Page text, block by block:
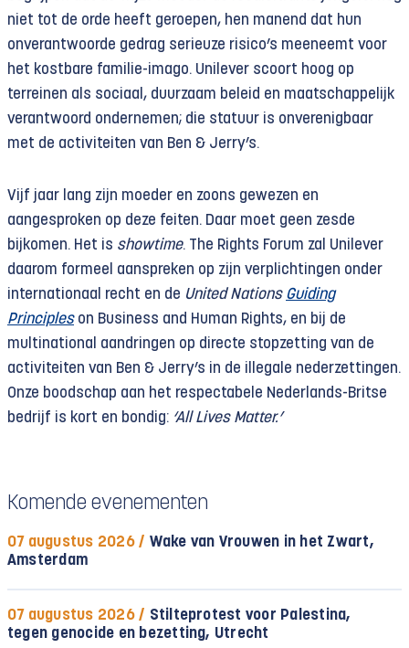
niet tot de orde heeft geroepen, hen manend dat hun
onverantwoorde gedrag serieuze risico’s meeneemt voor
het kostbare familie-imago. Unilever scoort hoog op
terreinen als sociaal, duurzaam beleid en maatschappelijk
verantwoord ondernemen; die statuur is onverenigbaar
met de activiteiten van Ben & Jerry’s.
Vijf jaar lang zijn moeder en zoons gewezen en
aangesproken op deze feiten. Daar moet geen zesde
bijkomen. Het is showtime. The Rights Forum zal Unilever
daarom formeel aanspreken op zijn verplichtingen onder
internationaal recht en de United Nations Guiding
Principleson Business and Human Rights, en bij de
multinational aandringen op directe stopzetting van de
activiteiten van Ben & Jerry’s in de illegale nederzettingen.
Onze boodschap aan het respectabele Nederlands-Britse
bedrijf is kort en bondig: ‘All Lives Matter.’
Komende evenementen
07 augustus 2026 / Wake van Vrouwen in het Zwart,
Amsterdam
07 augustus 2026 / Stilteprotest voor Palestina,
tegen genocide en bezetting, Utrecht